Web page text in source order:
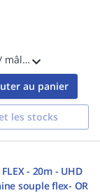
Cordon HDMI A mâle / mâle - FLEX - 3m - UHD 4K/60ips HDR 4:4:4 - 18 gbps - gaine souple ultra flexible - une facilité d'installation et d'usage incomparables grâce à sa gaine ultra flexible - blindage renforcé - OR
au panier
les stocks
- 20m - UHD
souple flex- OR